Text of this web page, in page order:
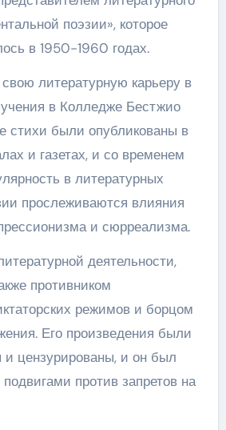
поэзии», которое
в 1950-1960 годах.
литературную карьеру в
в Колледже Бестжио
стихи были опубликованы в
и газетах, и со временем
в литературных
прослеживаются влияния
и сюрреализма.
деятельности,
противником
режимов и борцом
Его произведения были
и цензурированы, и он был
против запретов на